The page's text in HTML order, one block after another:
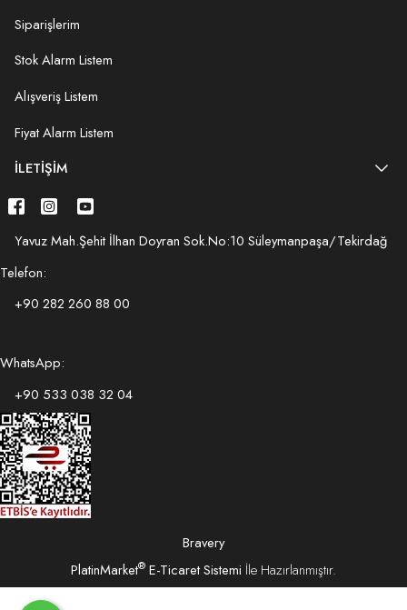
Siparişlerim
Stok Alarm Listem
Alışveriş Listem
Fiyat Alarm Listem
İLETIŞIM
Yavuz Mah.Şehit İlhan Doyran Sok.No:10 Süleymanpaşa/Tekirdağ
Telefon:
+90 282 260 88 00
WhatsApp:
+90 533 038 32 04
Bravery
PlatinMarket® E-Ticaret Sistemi İle Hazırlanmıştır.